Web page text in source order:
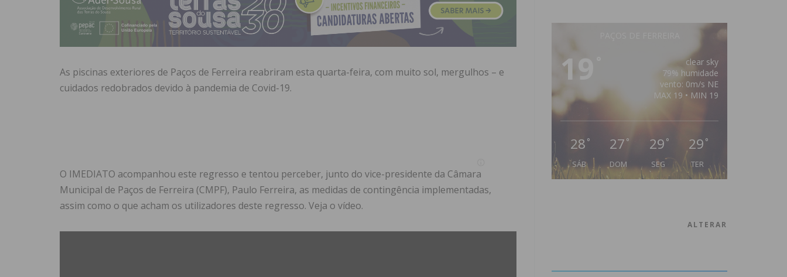
As piscinas exteriores de Paços de Ferreira reabriram esta quarta-feira, com muito sol, mergulhos – e
cuidados redobrados devido à pandemia de Covid-19.
O IMEDIATO acompanhou este regresso e tentou perceber, junto do vice-presidente da Câmara
Municipal de Paços de Ferreira (CMPF), Paulo Ferreira, as medidas de contingência implementadas,
assim como o que acham os utilizadores deste regresso. Veja o vídeo.
19
clear sky
79% humidade
vento: 0m/s NE
MAX 19 • MIN 19
28 °
SÁB
27 °
DOM
29 °
SEG
29 °
TER
ALTERAR